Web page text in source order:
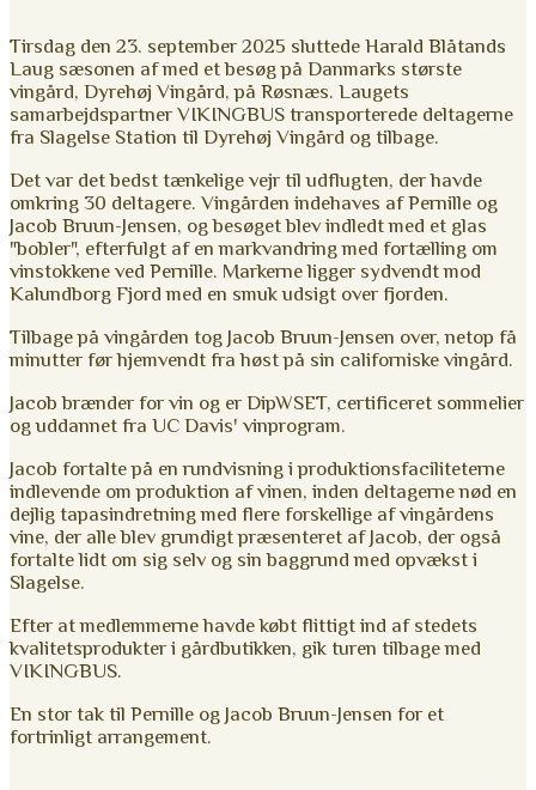
Tirsdag den 23. september 2025 sluttede Harald Blåtands
Laug sæsonen af med et besøg på Danmarks største
vingård, Dyrehøj Vingård, på Røsnæs. Laugets
samarbejdspartner VIKINGBUS transporterede deltagerne
fra Slagelse Station til Dyrehøj Vingård og tilbage.
Det var det bedst tænkelige vejr til udflugten, der havde
omkring 30 deltagere. Vingården indehaves af Pernille og
Jacob Bruun-Jensen, og besøget blev indledt med et glas
"bobler", efterfulgt af en markvandring med fortælling om
vinstokkene ved Pernille. Markerne ligger sydvendt mod
Kalundborg Fjord med en smuk udsigt over fjorden.
Tilbage på vingården tog Jacob Bruun-Jensen over, netop få
minutter før hjemvendt fra høst på sin californiske vingård.
Jacob brænder for vin og er DipWSET, certificeret sommelier
og uddannet fra UC Davis' vinprogram.
Jacob fortalte på en rundvisning i produktionsfaciliteterne
indlevende om produktion af vinen, inden deltagerne nød en
dejlig tapasindretning med flere forskellige af vingårdens
vine, der alle blev grundigt præsenteret af Jacob, der også
fortalte lidt om sig selv og sin baggrund med opvækst i
Slagelse.
Efter at medlemmerne havde købt flittigt ind af stedets
kvalitetsprodukter i gårdbutikken, gik turen tilbage med
VIKINGBUS.
En stor tak til Pernille og Jacob Bruun-Jensen for et
fortrinligt arrangement.